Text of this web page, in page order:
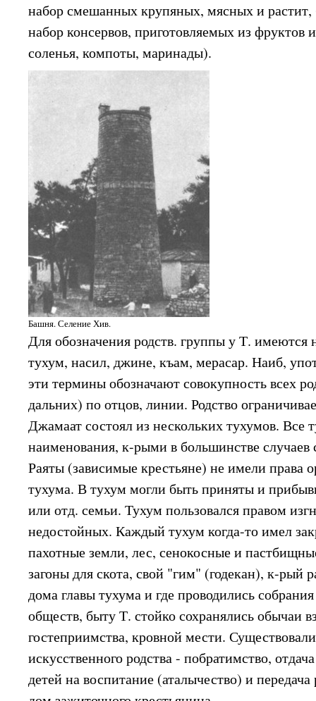
набор смешанных крупяных, мясных и
набор консервов, приготовляемых из фруктов
соленья, компоты, маринады).
Башня. Селение Хив.
Для обозначения родств. группы у Т. имеются
тухум, насил, джине, къам, мерасар. Наиб,
эти термины обозначают совокупность всех
дальних) по отцов, линии. Родство
Джамаат состоял из нескольких тухумов. Все
наименования, к-рыми в большинстве
Раяты (зависимые крестьяне) не имели права
тухума. В тухум могли быть приняты и
или отд. семьи. Тухум пользовался правом
недостойных. Каждый тухум когда-то имел
пахотные земли, лес, сенокосные и
загоны для скота, свой "гим" (годекан), к-рый
дома главы тухума и где проводились
обществ, быту Т. стойко сохранялись обычаи
гостеприимства, кровной мести.
искусственного родства - побратимство,
детей на воспитание (аталычество) и